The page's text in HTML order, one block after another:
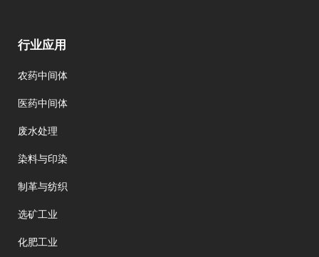
行业应用
农药中间体
医药中间体
废水处理
染料与印染
制革与纺织
选矿工业
化肥工业